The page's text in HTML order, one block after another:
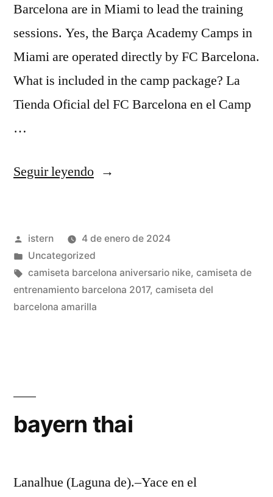
Barcelona are in Miami to lead the training
sessions. Yes, the Barça Academy Camps in
Miami are operated directly by FC Barcelona.
What is included in the camp package? La
Tienda Oficial del FC Barcelona en el Camp
…
Seguir leyendo«uniformes
baratos»
Publicado
por
istern
4 de enero de 2024
Publicado
en
Uncategorized
Etiquetas:
camiseta barcelona aniversario nike, camiseta de
entrenamiento barcelona 2017, camiseta del
barcelona amarilla
bayern thai
Lanalhue (Laguna de).–Yace en el